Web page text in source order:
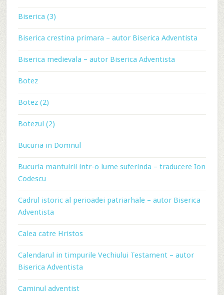
Biserica (3)
Biserica crestina primara – autor Biserica Adventista
Biserica medievala – autor Biserica Adventista
Botez
Botez (2)
Botezul (2)
Bucuria in Domnul
Bucuria mantuirii intr-o lume suferinda – traducere Ion
Codescu
Cadrul istoric al perioadei patriarhale – autor Biserica
Adventista
Calea catre Hristos
Calendarul in timpurile Vechiului Testament – autor
Biserica Adventista
Caminul adventist